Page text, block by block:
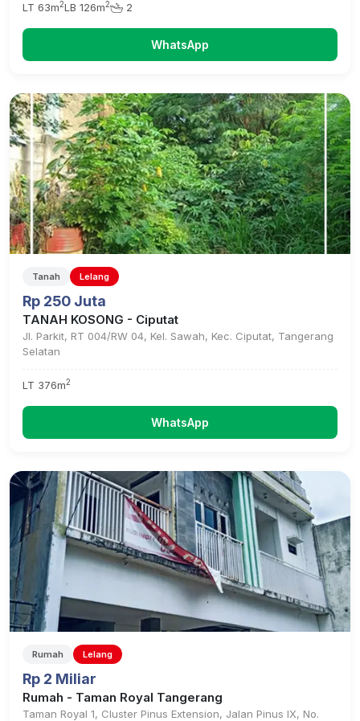
LT 63m2LB 126m2 2
WhatsApp
Tanah Lelang
Rp 250 Juta
TANAH KOSONG - Ciputat
Jl. Parkit, RT 004/RW 04, Kel. Sawah, Kec. Ciputat, Tangerang
Selatan
LT 376m2
WhatsApp
Rumah Lelang
Rp 2 Miliar
Rumah - Taman Royal Tangerang
Taman Royal 1, Cluster Pinus Extension, Jalan Pinus IX, No.